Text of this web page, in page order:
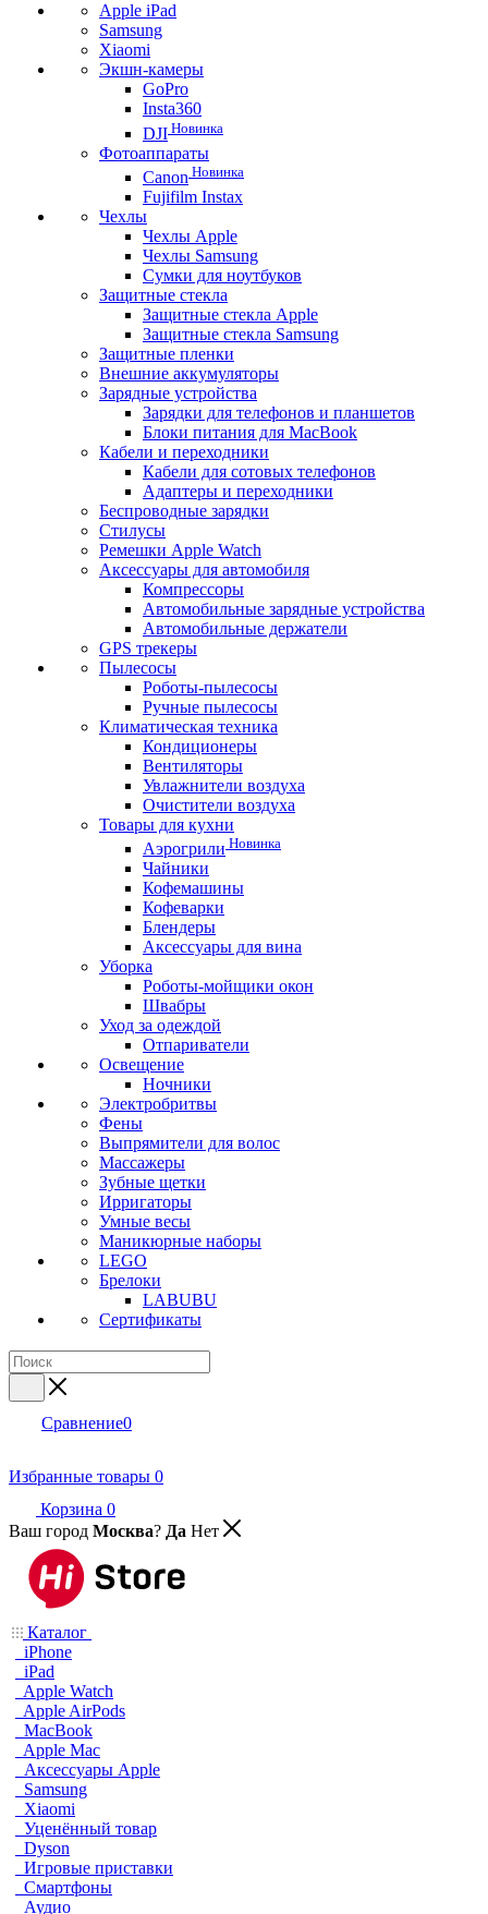
Apple iPad
Samsung
Xiaomi
Экшн-камеры
GoPro
Insta360
DJI Новинка
Фотоаппараты
Canon Новинка
Fujifilm Instax
Чехлы
Чехлы Apple
Чехлы Samsung
Сумки для ноутбуков
Защитные стекла
Защитные стекла Apple
Защитные стекла Samsung
Защитные пленки
Внешние аккумуляторы
Зарядные устройства
Зарядки для телефонов и планшетов
Блоки питания для MacBook
Кабели и переходники
Кабели для сотовых телефонов
Адаптеры и переходники
Беспроводные зарядки
Стилусы
Ремешки Apple Watch
Аксессуары для автомобиля
Компрессоры
Автомобильные зарядные устройства
Автомобильные держатели
GPS трекеры
Пылесосы
Роботы-пылесосы
Ручные пылесосы
Климатическая техника
Кондиционеры
Вентиляторы
Увлажнители воздуха
Очистители воздуха
Товары для кухни
Аэрогрили Новинка
Чайники
Кофемашины
Кофеварки
Блендеры
Аксессуары для вина
Уборка
Роботы-мойщики окон
Швабры
Уход за одеждой
Отпариватели
Освещение
Ночники
Электробритвы
Фены
Выпрямители для волос
Массажеры
Зубные щетки
Ирригаторы
Умные весы
Маникюрные наборы
LEGO
Брелоки
LABUBU
Сертификаты
Сравнение0
Избранные товары 0
Корзина 0
Ваш город Москва? Да Нет
Каталог
iPhone
iPad
Apple Watch
Apple AirPods
MacBook
Apple Mac
Аксессуары Apple
Samsung
Xiaomi
Уценённый товар
Dyson
Игровые приставки
Смартфоны
Аудио